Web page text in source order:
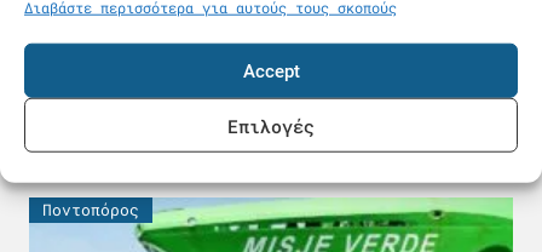
Διαβάστε περισσότερα για αυτούς τους σκοπούς
Accept
Επιλογές
Δωρεά 150.000 ευρώ από τον κοινωφελή
οργανισμό Deppy Vasileiadis στις οικογένειες
των τριών πεσόντων πυροσβεστών
08.08.26
Ποντοπόρος